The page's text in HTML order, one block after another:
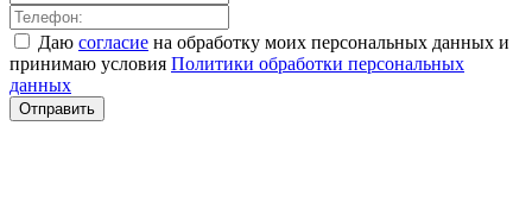
Даю согласие на обработку моих персональных данных и
принимаю условия Политики обработки персональных
данных
Отправить